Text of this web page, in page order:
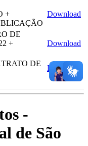
+
Download
DE
+
Download
DE
Download
-
de São